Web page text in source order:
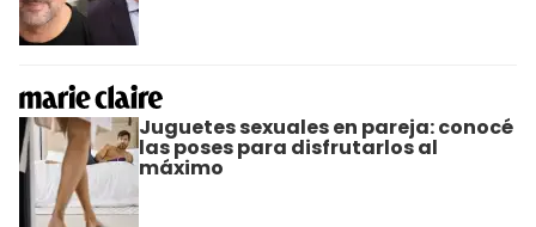
Juguetes sexuales en pareja: conocé
las poses para disfrutarlos al
máximo